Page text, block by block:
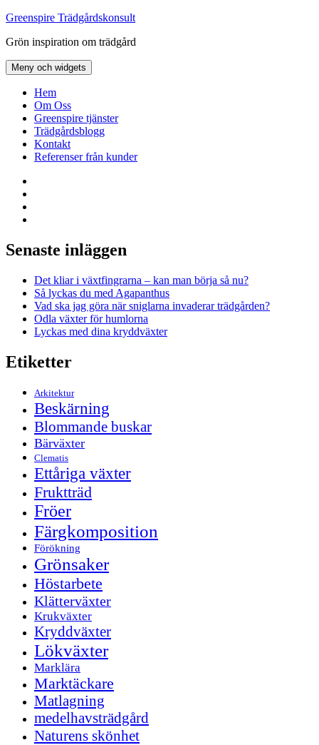
Hoppa
innehåll
Greenspire Trädgårdskonsult
Grön inspiration om trädgård
Meny och widgets
Hem
Om Oss
Greenspire tjänster
Trädgårdsblogg
Kontakt
Referenser från kunder
Senaste inläggen
Det kliar i växtfingrarna – kan man börja så nu?
Så lyckas du med Agapanthus
Vad ska jag göra när sniglarna invaderar trädgården?
Odla växter för humlorna
Lyckas med dina kryddväxter
Etiketter
Arkitektur
Beskärning
Blommande buskar
Bärväxter
Clematis
Ettåriga växter
Fruktträd
Fröer
Färgkomposition
Förökning
Grönsaker
Höstarbete
Klätterväxter
Krukväxter
Kryddväxter
Lökväxter
Marklära
Marktäckare
Matlagning
medelhavsträdgård
Naturens skönhet